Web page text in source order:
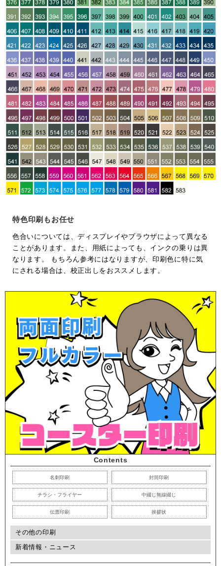
特色印刷もお任せ
色合いについては、ディスプレイやブラウザによって異なる
ことがあります。また、用紙によっても、インクの乗りは異
なります。 もちろん参考にはなりますが、印刷色に特に気
にされる場合は、校正出しをおススメします。
Contents
名刺印刷 封筒印刷
チラシ・フライヤー 中綴じ無線綴じ
伝票印刷 挨拶状
その他の印刷
新着情報・ニュース